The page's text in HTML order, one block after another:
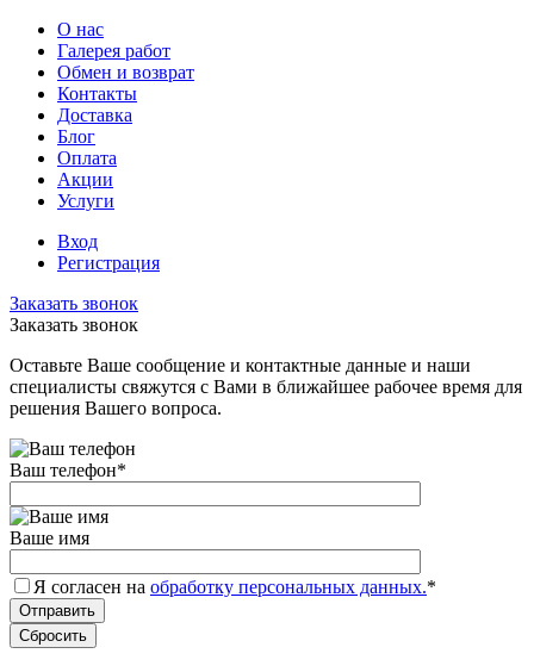
О нас
Галерея работ
Обмен и возврат
Контакты
Доставка
Блог
Оплата
Акции
Услуги
Вход
Регистрация
Заказать звонок
Заказать звонок
Оставьте Ваше сообщение и контактные данные и наши
специалисты свяжутся с Вами в ближайшее рабочее время для
решения Вашего вопроса.
Ваш телефон*
Ваше имя
Я согласен на обработку персональных данных.*